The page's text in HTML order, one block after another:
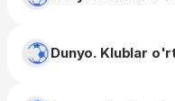
Dunyo. Klublar